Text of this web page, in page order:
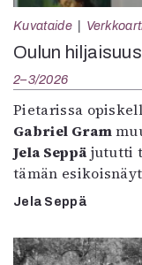
Kuvataide
Oulun
2–3/2026
Pietarissa
Gabriel Gram
Jela Seppä jututti
tämän
Jela Seppä